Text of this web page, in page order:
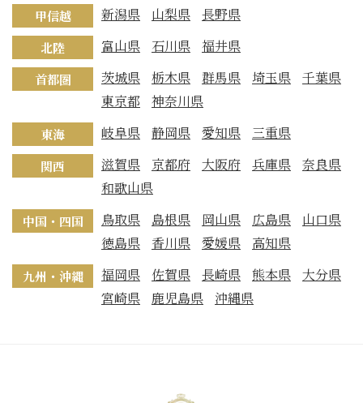
甲信越 新潟県 山梨県 長野県
北陸 富山県 石川県 福井県
首都圏 茨城県 栃木県 群馬県 埼玉県
千葉県
東京都
神奈川県
東海 岐阜県 静岡県 愛知県 三重県
関西 滋賀県 京都府 大阪府 兵庫県
奈良県
和歌山県
中国・四国 鳥取県 島根県 岡山県 広島県
山口県
徳島県
香川県 愛媛県 高知県
九州・沖縄 福岡県 佐賀県 長崎県 熊本県
大分県
宮崎県
鹿児島県 沖縄県